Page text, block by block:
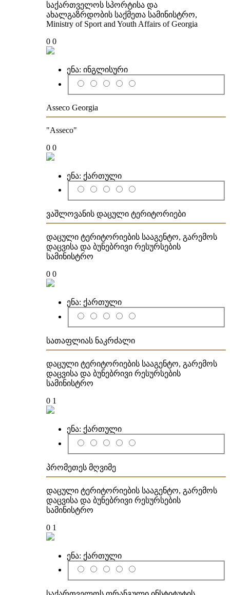
საქართველოს სპორტისა და
ახალგაზრდობის საქმეთა სამინისტრო,
Ministry of Sport and Youth Affairs of Georgia
0 0
ენა: ინგლისური
Asseco Georgia
"Asseco"
0 0
ენა: ქართული
ვაშლოვანის დაცული ტერიტორიები
დაცული ტერიტორიების სააგენტო, გარემოს
დაცვისა და ბუნებრივი რესურსების
სამინისტრო
0 0
ენა: ქართული
სათაფლიას ნაკრძალი
დაცული ტერიტორიების სააგენტო, გარემოს
დაცვისა და ბუნებრივი რესურსების
სამინისტრო
0 1
ენა: ქართული
პრომეთეს მღვიმე
დაცული ტერიტორიების სააგენტო, გარემოს
დაცვისა და ბუნებრივი რესურსების
სამინისტრო
0 1
ენა: ქართული